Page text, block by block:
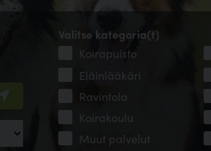
Valitse kategoria(t)
Koirapuisto
Eläinlääkäri
Ravintola
Koirakoulu
Muut palvelut